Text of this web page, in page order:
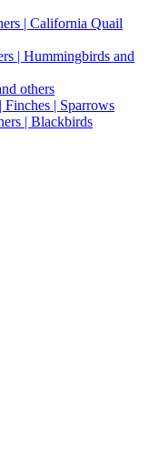
| California Quail
| Hummingbirds and
others
| Sparrows
| Blackbirds